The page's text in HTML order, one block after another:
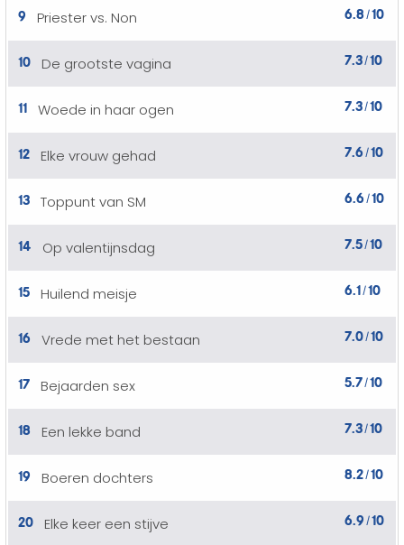
9 Priester vs. Non 6.8/10
10 De grootste vagina 7.3/10
11 Woede in haar ogen 7.3/10
12 Elke vrouw gehad 7.6 /10
13 Toppunt van SM 6.6 /10
14 Op valentijnsdag 7.5/10
15 Huilend meisje 6.1/10
16 Vrede met het bestaan 7.0/10
17 Bejaarden sex 5.7/10
18 Een lekke band 7.3/10
19 Boeren dochters 8.2/10
20 Elke keer een stijve 6.9 /10